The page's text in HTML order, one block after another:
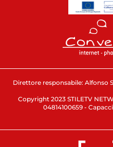
Direttore responsabile: Alfonso
Copyright 2023 STILETV
04814100659 -